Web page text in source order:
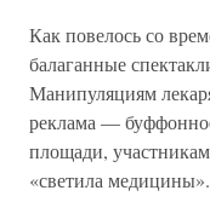
Как повелось со
балаганные
Манипуляциям
реклама —
площади,
«светила